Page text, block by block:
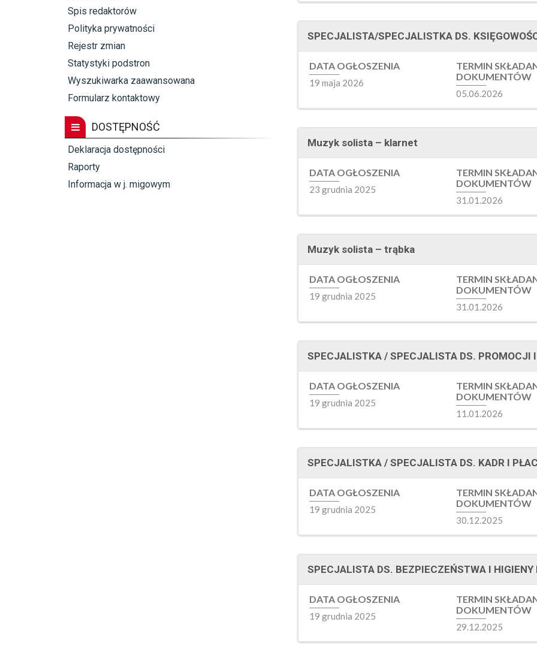
Spis redaktorów
Polityka prywatności
Rejestr zmian
Statystyki podstron
Wyszukiwarka zaawansowana
Formularz kontaktowy
DOSTĘPNOŚĆ
Deklaracja dostępności
Raporty
Informacja w j. migowym
SPECJALISTA/SPECJALISTKA DS.
DATA OGŁOSZENIA
19 maja 2026
TERMIN
DOKUMENTÓW
05.06.2026
Muzyk solista – klarnet
DATA OGŁOSZENIA
23 grudnia 2025
TERMIN
DOKUMENTÓW
31.01.2026
Muzyk solista – trąbka
DATA OGŁOSZENIA
19 grudnia 2025
TERMIN
DOKUMENTÓW
31.01.2026
SPECJALISTKA / SPECJALISTA DS. PROMOCJI
DATA OGŁOSZENIA
19 grudnia 2025
TERMIN
DOKUMENTÓW
11.01.2026
SPECJALISTKA / SPECJALISTA DS. KADR I PŁAC
DATA OGŁOSZENIA
19 grudnia 2025
TERMIN
DOKUMENTÓW
30.12.2025
SPECJALISTA DS. BEZPIECZEŃSTWA I HIGIENY
DATA OGŁOSZENIA
19 grudnia 2025
TERMIN
DOKUMENTÓW
29.12.2025